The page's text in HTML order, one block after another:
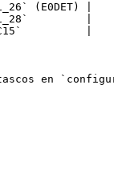
(E0DET) |
|
PC15`          |
en